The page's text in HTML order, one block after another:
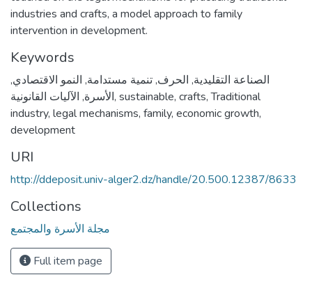
industries and crafts, a model approach to family
intervention in development.
Keywords
الصناعة التقليدية, الحرف,تنمية مستدامة, النمو الاقتصادي,
الأسرة, الآليات القانونية , sustainable, crafts,Traditional
industry, legal mechanisms, family, economic growth,
development
URI
http://ddeposit.univ-alger2.dz/handle/20.500.12387/8633
Collections
مجلة الأسرة والمجتمع
Full item page